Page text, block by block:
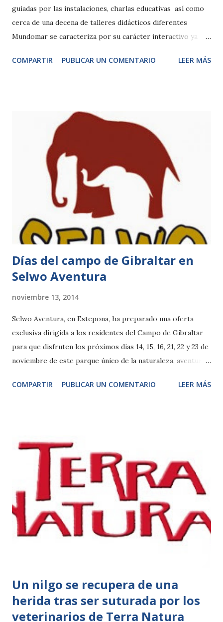
guiadas por las instalaciones, charlas educativas así como
cerca de una decena de talleres didácticos diferentes
Mundomar se caracteriza por su carácter interactivo ya
refuerzan dicho contenido didáctico Benidorm, 13-11-
complejo de naturaleza de Benidorm ya se ha consolidado
como una de las actividades de referencia para los
escolares puesto que no sólo ofrece diversión sino
también aprendizaje a través de talleres didácticos que
tienen como objetivo ampliar el conocimiento de los
estudiantes, respecto al mundo de los animales y la
naturaleza, y fomentar un mayor espíritu de concienciación
y compromiso media ambiental entre todos ellos. Sólo
conociendo a los animal...
COMPARTIR PUBLICAR UN COMENTARIO LEER MÁS
Días del campo de Gibraltar en
Selwo Aventura
noviembre 13, 2014
Selwo Aventura, en Estepona, ha preparado una oferta
exclusiva dirigida a los residentes del Campo de Gibraltar
para que disfruten los próximos días 14, 15, 16, 21, 22 y 23 de
noviembre de este parque único de la naturaleza, aventura y
adquirirse en la taquilla o a través de la página web de
Aventura en los días señalados anteriormente. Para
comprar esta promoción online, hay que insertar el
correspondiente código promocional,
14CAMPODEGIBRALTAR. De esta forma, podrán
beneficiarse de un precio de entrada para todas las edades
de tan sólo 11,00 euros, cuando su tarifa es de 24,50 euros
para adultos y 17,00 euros para niños (3-9 años) y jubilados.
Se trata de un gran territorio que permite realizar una
COMPARTIR PUBLICAR UN COMENTARIO LEER MÁS
Un nilgo se recupera de una
herida tras ser suturada por los
veterinarios de Terra Natura